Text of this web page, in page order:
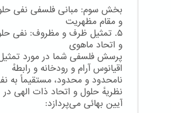
بخش سوم: مبانی فلسفی نفی
و مقام مظهریت
۵. تمثیل ظرف و مظروف: نفی
و اتحاد ماهوی
پرسش فلسفی شما در مورد
اقیانوس آرام و رودخانه و رابطهٔ
نامحدود و محدود، مستقیماً به
نظریهٔ حلول و اتحاد ذات الهی در
آیین بهائی می‌پردازد: